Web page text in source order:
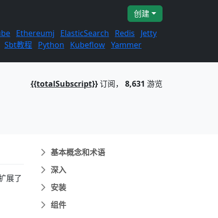
创建
Ethereumj ElasticSearch Redis
Jetty
Sbt教程
Python Kubeflow Yammer
{{totalSubscript}}订阅， 8,631 游览
展了
基本概念和术语
深入
安装
组件